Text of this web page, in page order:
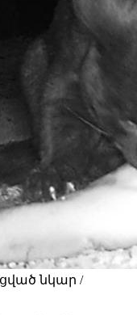
նկար /